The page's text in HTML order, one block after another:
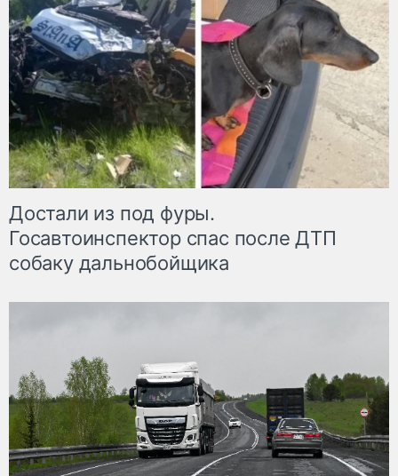
Достали из под фуры.
Госавтоинспектор спас после ДТП
собаку дальнобойщика